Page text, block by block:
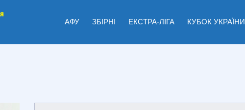
АФУ ЗБІРНІ ЕКСТРА-ЛІГА КУБОК УКРАЇНИ